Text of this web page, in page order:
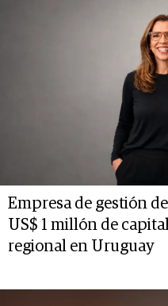
Empresa de gestión
US$ 1 millón de
regional en Uruguay